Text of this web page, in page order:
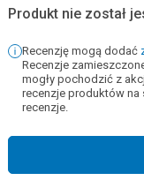
Produkt nie został
Recenzję mogą dodać
Recenzje
mogły pochodzić z
recenzje produktów na
recenzje.